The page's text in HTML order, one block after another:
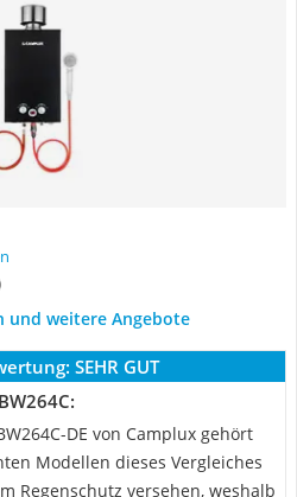
und weitere Angebote
SEHR GUT
DE von Camplux gehört
Modellen dieses Vergleiches
Regenschutz versehen, weshalb